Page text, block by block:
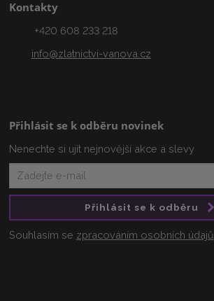
Kontakty
+420 608 233 218
info@zlatnictvi-vanova.cz
Přihlásit se k odběru novinek
Nenechte si ujít nejnovější akce a slevy
Přihlásit se k odběru
Souhlasím se zpracováním osobních údajů